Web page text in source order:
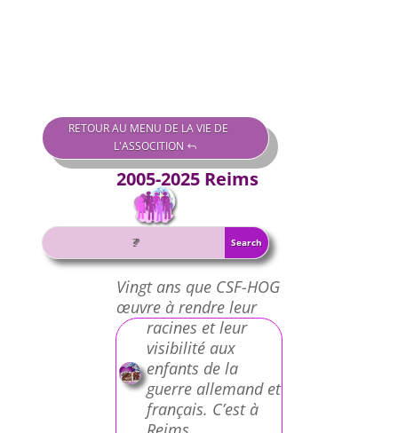
RETOUR AU MENU DE LA VIE DE
L'ASSOCITION
2005-2025 Reims
Vingt ans que CSF-HOG
œuvre à rendre leur
racines et leur
visibilité aux
enfants de la
guerre allemand et
français. C’est à